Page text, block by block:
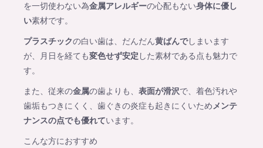
を一切使わない為金属アレルギーの心配もない身体に優し
い素材です。
プラスチックの白い歯は、だんだん黄ばんでしまいます
が、月日を経ても変色せず安定 した素材である点も魅力で
す。
また、従来の金属の歯よりも、 表面が滑沢で、着色汚れや
歯垢もつきにくく、歯ぐきの炎症も起きにくいため メンテ
ナンスの点でも優れています。
こんな方におすすめ